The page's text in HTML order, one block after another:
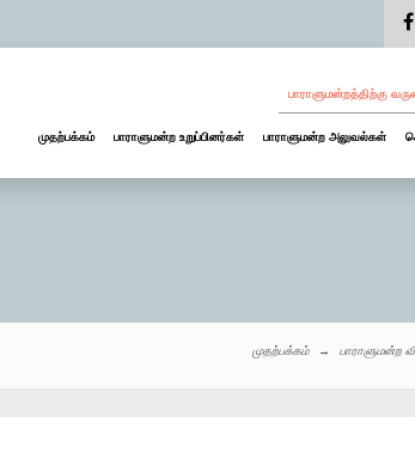
பாராளுமன்றத்திற்கு
முதற்பக்கம் பாராளுமன்ற உறுப்பினர்கள் பாராளுமன்ற அலுவல்கள்
முதற்பக்கம் பாராளுமன்ற